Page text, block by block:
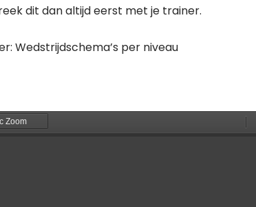
dit dan altijd eerst met je trainer.
Wedstrijdschema’s per niveau